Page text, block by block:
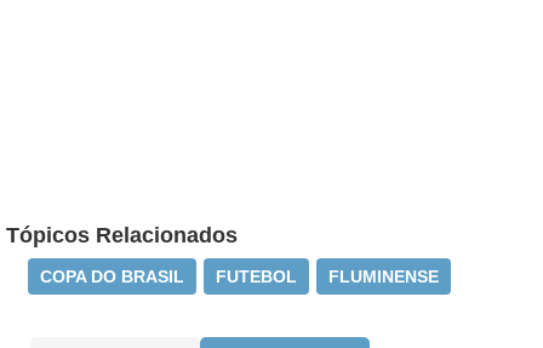
Tópicos Relacionados
COPA DO BRASIL FUTEBOL FLUMINENSE